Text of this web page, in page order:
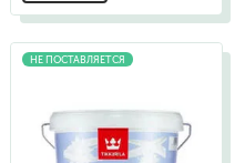
НЕ ПОСТАВЛЯЕТСЯ